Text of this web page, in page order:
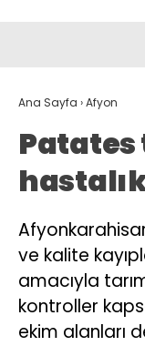
Ana Sayfa ›Afyon
ve kalite
amacıyla
kontroller
ekim alanları